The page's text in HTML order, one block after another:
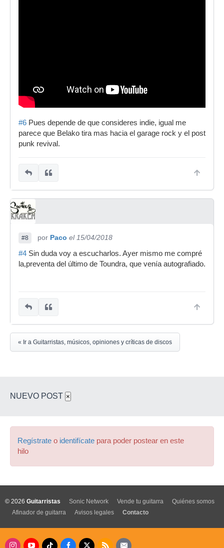
#6 Pues depende de que consideres indie, igual me
parece que Belako tira mas hacia el garage rock y el post
punk revival.
#8 por Paco el 15/04/2018
#4 Sin duda voy a escucharlos. Ayer mismo me compré
la,preventa del último de Toundra, que venía autografiado.
« Ir a Guitarristas, músicos, opiniones y críticas de discos
NUEVO POST ×
Regístrate o identifícate para poder postear en este
hilo
© 2026 Guitarristas Sonic Network Vende tu guitarra
Quiénes somos
Afinador de guitarra
Avisos legales Contacto